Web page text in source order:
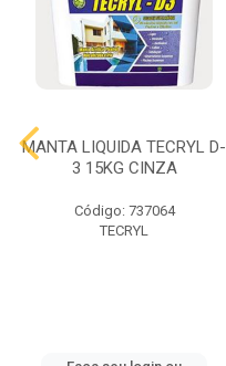
MANTA LIQUIDA TECRYL D-
3 15KG CINZA
Código: 737064
TECRYL